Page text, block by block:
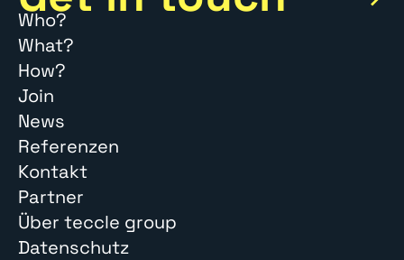
Who?
What?
How?
Join
News
Referenzen
Kontakt
Partner
Über teccle group
Datenschutz